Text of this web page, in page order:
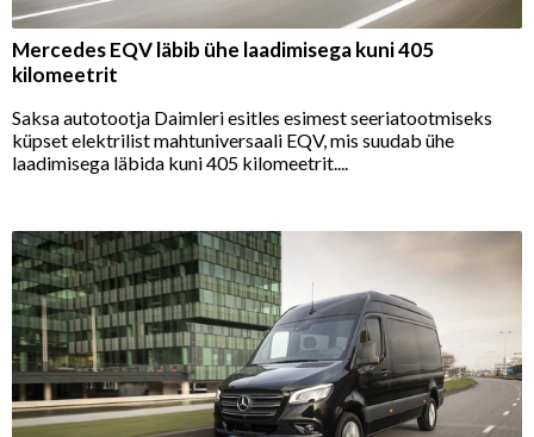
Mercedes EQV läbib ühe laadimisega kuni 405
kilomeetrit
Saksa autotootja Daimleri esitles esimest seeriatootmiseks
küpset elektrilist mahtuniversaali EQV, mis suudab ühe
laadimisega läbida kuni 405 kilomeetrit....